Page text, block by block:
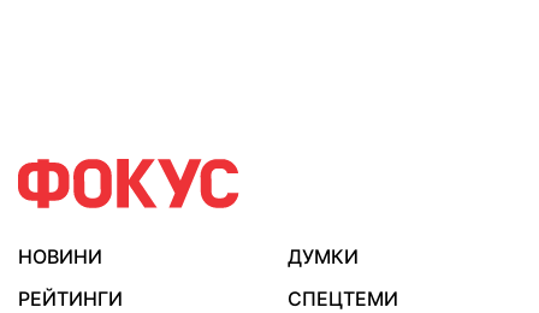
НОВИНИ
ДУМКИ
РЕЙТИНГИ
СПЕЦТЕМИ